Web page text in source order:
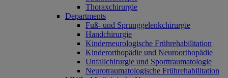
Thoraxchirurgie
Departments
Fuß- und Sprunggelenkchirurgie
Handchirurgie
Kinderneurologische Frührehabilitation
Kinderorthopädie und Neuroorthopädie
Unfallchirurgie und Sporttraumatologie
Neurotraumatologische Frührehabilitation